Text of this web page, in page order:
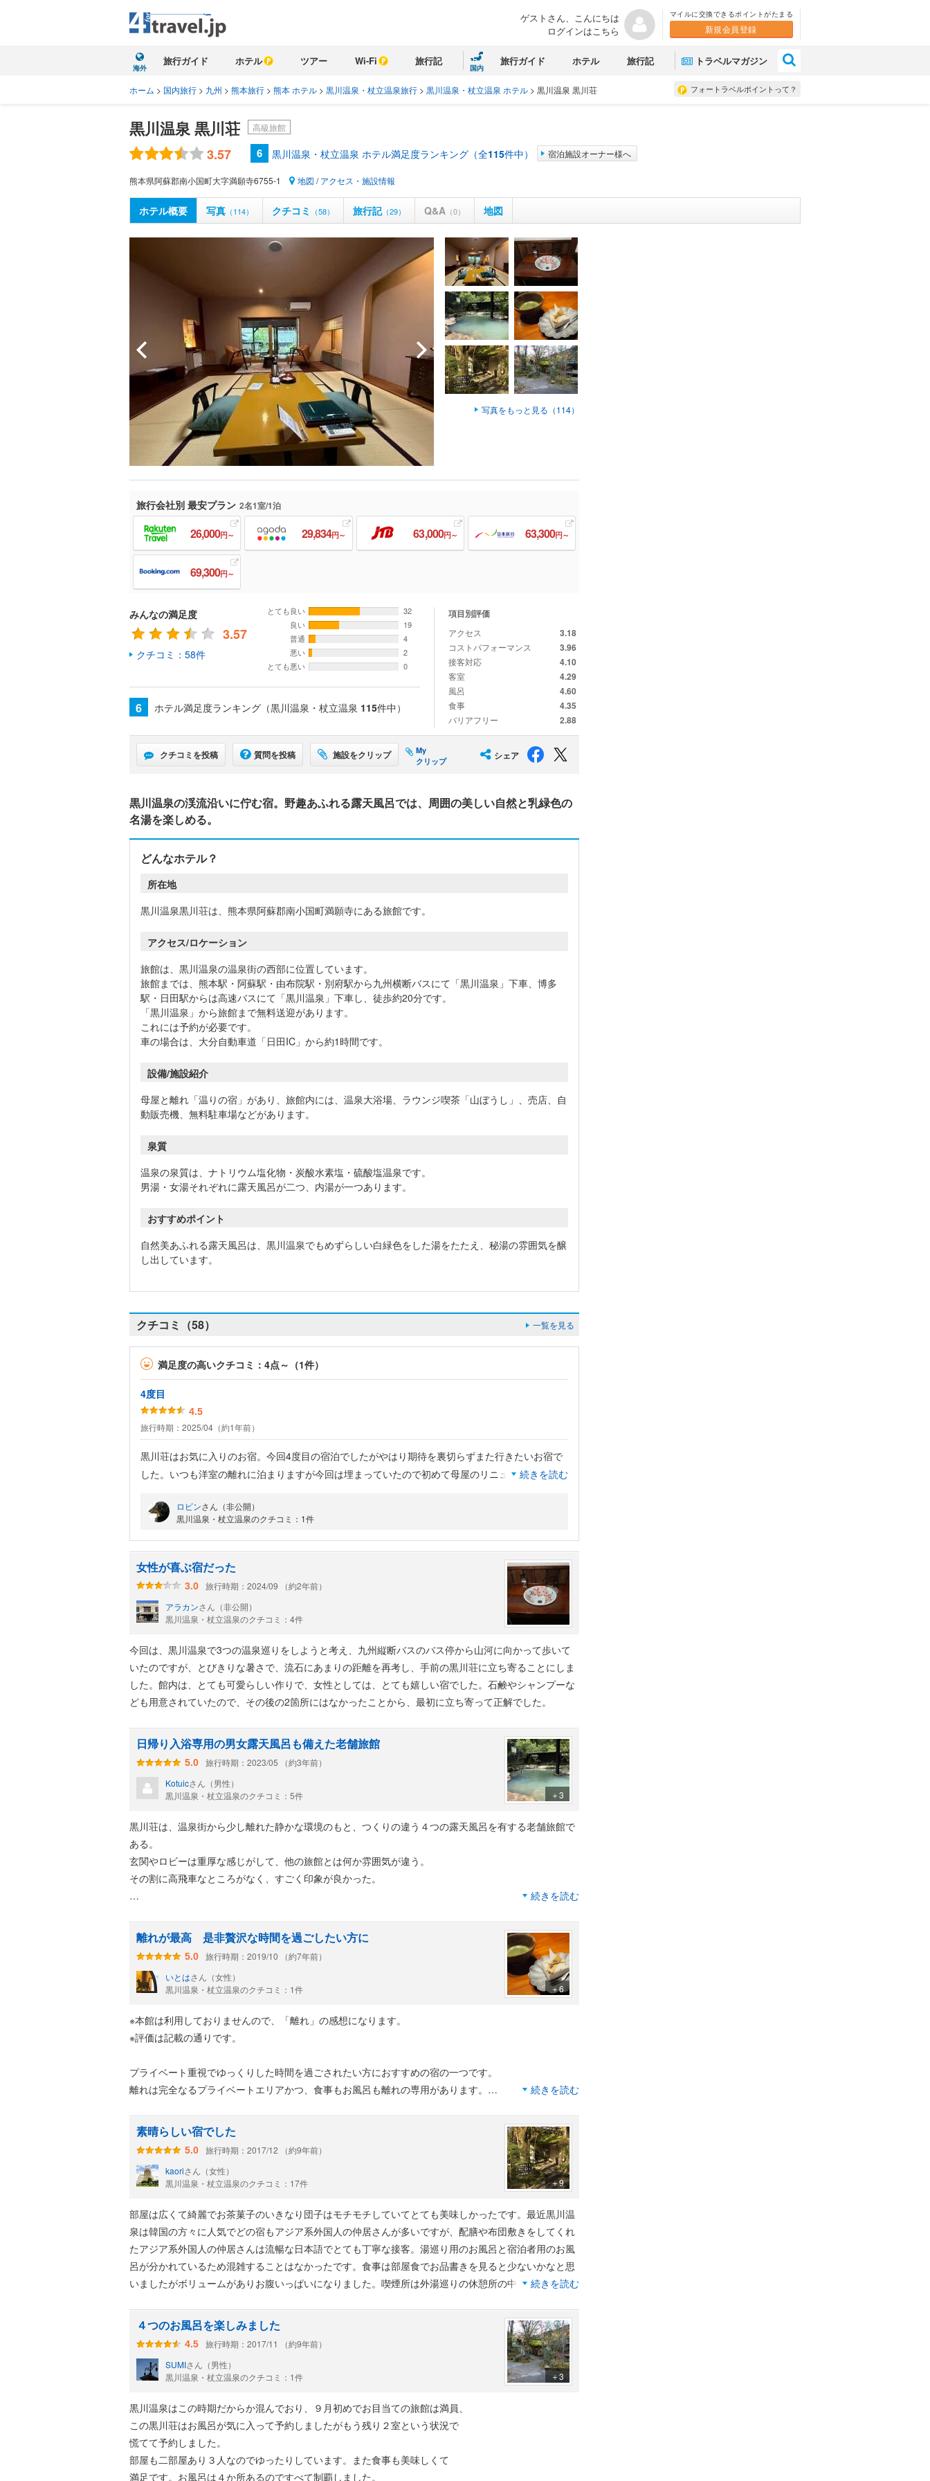
ゲストさん、こんにちは
ログインはこちら
マイルに交換できるポイントがたまる
新規会員登録
海外
旅行ガイド ホテル ツアー Wi-Fi 旅行記
国内
旅行ガイド ホテル 旅行記 トラベルマガジン
フォートラベルポイントって？
ホーム > 国内旅行 > 九州 > 熊本旅行 > 熊本 ホテル > 黒川温泉・杖立温泉旅行 > 黒川温泉・杖立温泉 ホテル > 黒川温泉 黒川荘
黒川温泉 黒川荘 高級旅館
3.57 6 黒川温泉・杖立温泉 ホテル満足度ランキング（全115件中） 宿泊施設オーナー様へ
熊本県阿蘇郡南小国町大字満願寺6755-1 地図 /アクセス・施設情報
ホテル概要 写真 （114） クチコミ （58） 旅行記（29） Q&A （0） 地図
写真をもっと見る（114）
旅行会社別 最安プラン 2名1室/1泊
26,000円～ 29,834円～ 63,000円～ 63,300円～
69,300円～
みんなの満足度
3.57
クチコミ：58件
とても良い
32
良い
19
普通
4
悪い
2
とても悪い
0
6 ホテル満足度ランキング（黒川温泉・杖立温泉 115件中）
項目別評価
アクセス 3.18
コストパフォーマンス 3.96
接客対応 4.10
客室 4.29
風呂 4.60
食事 4.35
バリアフリー 2.88
クチコミを投稿 質問を投稿 施設をクリップ
My
クリップ
シェア
黒川温泉の渓流沿いに佇む宿。野趣あふれる露天風呂では、周囲の美しい自然と乳緑色の
名湯を楽しめる。
どんなホテル？
所在地
黒川温泉黒川荘は、熊本県阿蘇郡南小国町満願寺にある旅館です。
アクセス/ロケーション
旅館は、黒川温泉の温泉街の西部に位置しています。
旅館までは、熊本駅・阿蘇駅・由布院駅・別府駅から九州横断バスにて「黒川温泉」下車、博多
駅・日田駅からは高速バスにて「黒川温泉」下車し、徒歩約20分です。
「黒川温泉」から旅館まで無料送迎があります。
これには予約が必要です。
車の場合は、大分自動車道「日田IC」から約1時間です。
設備/施設紹介
母屋と離れ「温りの宿」があり、旅館内には、温泉大浴場、ラウンジ喫茶「山ぼうし」、売店、自
動販売機、無料駐車場などがあります。
泉質
温泉の泉質は、ナトリウム塩化物・炭酸水素塩・硫酸塩温泉です。
男湯・女湯それぞれに露天風呂が二つ、内湯が一つあります。
おすすめポイント
自然美あふれる露天風呂は、黒川温泉でもめずらしい白緑色をした湯をたたえ、秘湯の雰囲気を醸
し出しています。
クチコミ（58） 一覧を見る
満足度の高いクチコミ：4点～（1件）
4度目
4.5
旅行時期：2025/04（約1年前）
黒川荘はお気に入りのお宿。今回4度目の宿泊でしたがやはり期待を裏切らずまた行きたいお宿で
した。いつも洋室の離れに泊まりますが今回は埋まっていたので初めて母屋のリニューアルしたお
食事処もとても素敵でした。また黒川荘は湯めぐりのお客様と宿泊者のお風呂が別になっているの
で、本当にゆったりとお風呂に入れるのがとても嬉しい。サービスの質も落ちていなくて、お気に
続きを読む
ロビンさん（非公開）
黒川温泉・杖立温泉のクチコミ：1件
女性が喜ぶ宿だった
3.0
旅行時期：2024/09 （約2年前）
アラカンさん（非公開）
黒川温泉・杖立温泉のクチコミ：4件
今回は、黒川温泉で3つの温泉巡りをしようと考え、九州縦断バスのバス停から山河に向かって歩いて
いたのですが、とびきりな暑さで、流石にあまりの距離を再考し、手前の黒川荘に立ち寄ることにしま
した。館内は、とても可愛らしい作りで、女性としては、とても嬉しい宿でした。石鹸やシャンプーな
ども用意されていたので、その後の2箇所にはなかったことから、最初に立ち寄って正解でした。
日帰り入浴専用の男女露天風呂も備えた老舗旅館
5.0
旅行時期：2023/05 （約3年前）
Kotuicさん（男性）
黒川温泉・杖立温泉のクチコミ：5件
＋3
黒川荘は、温泉街から少し離れた静かな環境のもと、つくりの違う４つの露天風呂を有する老舗旅館で
ある。
玄関やロビーは重厚な感じがして、他の旅館とは何か雰囲気が違う。
その割に高飛車なところがなく、すごく印象が良かった。
で入れ替わる。
この日帰り入浴専用の露天風呂は、いかにもとってつけたような半端なものではなく、それなりに広さ
もあり、また内湯と屋内の洗い場もあった。
帰りがけに館内見取り図で確認するまでは、この風呂が宿泊者用も含めた黒川荘の露天風呂かと思った
泉質も少し青みがかった白濁泉で、入浴手形利用の日帰り入浴で利用したが、十分満足できた。
続きを読む
離れが最高 是非贅沢な時間を過ごしたい方に
5.0
旅行時期：2019/10 （約7年前）
いとはさん（女性）
黒川温泉・杖立温泉のクチコミ：1件
＋6
※本館は利用しておりませんので、「離れ」の感想になります。
※評価は記載の通りです。
プライベート重視でゆっくりした時間を過ごされたい方におすすめの宿の一つです。
離れは完全なるプライベートエリアかつ、食事もお風呂も離れの専用があります。
お湯はややグリーンがかったさらさらした泉質で、客室露天風呂・離れ専用露天風呂でもかけ流しで満
喫出来ます。
（匂いはきつくないかなと思いました）
客室の露天風呂、泊まったお部屋（棟）は本当に最高で、聞こえてくるのは川のせせらぎだけと言う贅
沢な空間でした。私は川の音は特段気にはならなかったです。
何より食事が死ぬほど美味しく、普段庶民は口にしない珍しいものも並びましたが、味付けや食べやす
さに工夫がされており、まったく気にならずにペロリと平らげてしまいました。
直前で本当に満腹で胃が満たされて、最後の最後にとびっきりの贅沢なデザートで締める、と言う最高
の流れでした。
（朝食もすっごく美味しかったです）
焼き魚が嫌いで普段食べることはない私でしたが、こちらのお魚は美味しくいただけました。
食事の詳細は別途記事にもまとめます。
続きを読む
素晴らしい宿でした
5.0
旅行時期：2017/12 （約9年前）
kaoriさん（女性）
黒川温泉・杖立温泉のクチコミ：17件
＋9
部屋は広くて綺麗でお茶菓子のいきなり団子はモチモチしていてとても美味しかったです。最近黒川温
泉は韓国の方々に人気でどの宿もアジア系外国人の仲居さんが多いですが、配膳や布団敷きをしてくれ
たアジア系外国人の仲居さんは流暢な日本語でとても丁寧な接客。湯巡り用のお風呂と宿泊者用のお風
呂が分かれているため混雑することはなかったです。食事は部屋食でお品書きを見ると少ないかなと思
いましたがボリュームがありお腹いっぱいになりました。喫煙所は外湯巡りの休憩所の中にしかなく、
続きを読む
４つのお風呂を楽しみました
4.5
旅行時期：2017/11 （約9年前）
SUMIさん（男性）
黒川温泉・杖立温泉のクチコミ：1件
＋3
黒川温泉はこの時期だからか混んでおり、９月初めでお目当ての旅館は満員、
この黒川荘はお風呂が気に入って予約しましたがもう残り２室という状況で
慌てて予約しました。
部屋も二部屋あり３人なのでゆったりしています。また食事も美味しくて
満足です。お風呂は４か所あるのですべて制覇しました。